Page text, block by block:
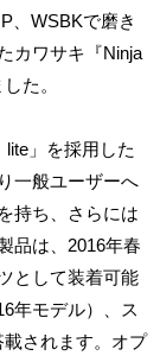
、WSBKで磨き
カワサキ『Ninja
た。
lite」を採用した
一般ユーザーへ
持ち、さらには
品は、2016年春
として装着可能
年モデル）、ス
されます。オプ